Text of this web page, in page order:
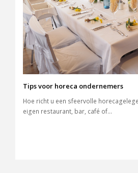
Tips voor horeca ondernemers
Hoe richt u een sfeervolle
eigen restaurant, bar, café of…